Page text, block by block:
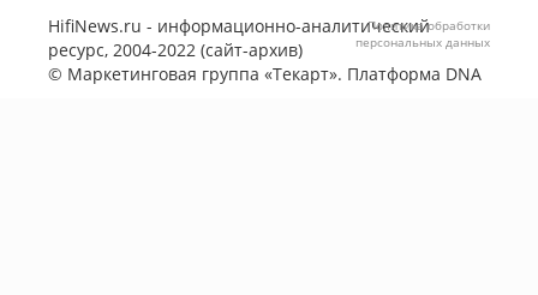
HifiNews.ru - информационно-аналитический
ресурс, 2004-2022 (сайт-архив)
© Маркетинговая группа «Текарт». Платформа DNA
Политика обработки
персональных данных